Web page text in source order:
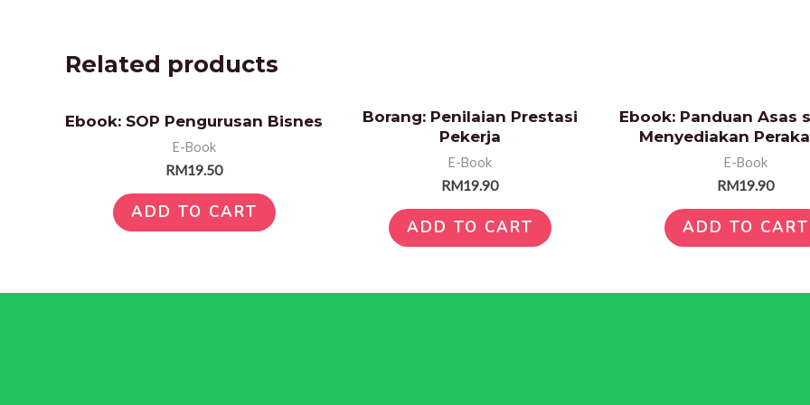
Related products
Ebook: SOP Pengurusan Bisnes
E-Book
RM19.50
ADD TO CART
Borang: Penilaian Prestasi
Pekerja
E-Book
RM19.90
ADD TO CART
Ebook: Panduan Asas
Menyediakan
E-Book
RM19.90
ADD TO CART